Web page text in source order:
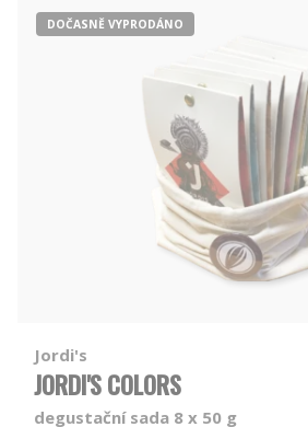
DOČASNĚ VYPRODÁNO
Jordi's
JORDI'S COLORS
degustační sada 8 x 50 g